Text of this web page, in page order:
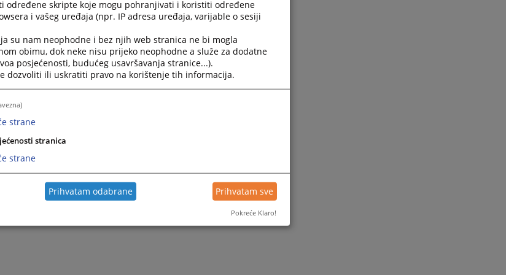
određene skripte koje mogu pohranjivati i koristiti određene
i vašeg uređaja (npr. IP adresa uređaja, varijable o sesiji
su nam neophodne i bez njih web stranica ne bi mogla
obimu, dok neke nisu prijeko neophodne a služe za dodatne
posjećenosti, budućeg usavršavanja stranice...).
dozvoliti ili uskratiti pravo na korištenje tih informacija.
strane
stranica
strane
Prihvatam odabrane Prihvatam sve
Pokreće Klaro!